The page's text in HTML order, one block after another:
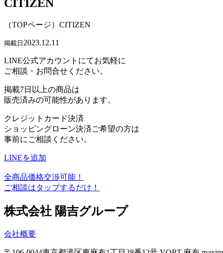
CITIZEN
（TOPページ）CITIZEN
掲載日 2023.12.11
LINE公式アカウントにてお気軽に
ご相談・お問合せください。
掲載7日以上の商品は
販売済みの可能性があります。
クレジットカード決済
ショッピングローン決済ご希望の方は
事前にご相談ください。
LINEを追加
全商品価格交渉可能！
ご相談はタップするだけ！
株式会社 陽吉グループ
会社概要